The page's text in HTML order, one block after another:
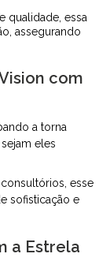
assegurando
com
a torna
eles
esse
sofisticação e
a Estrela